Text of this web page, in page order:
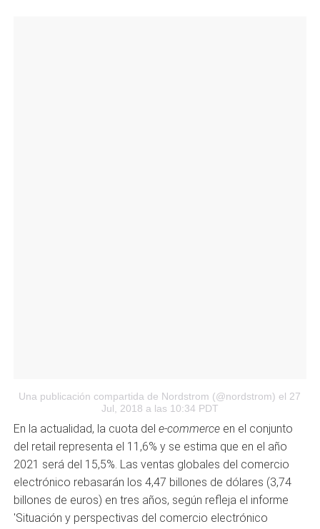
Una publicación compartida de Nordstrom (@nordstrom) el 27
Jul, 2018 a las 10:34 PDT
En la actualidad, la cuota del e-commerce en el conjunto
del retail representa el 11,6% y se estima que en el año
2021 será del 15,5%. Las ventas globales del comercio
electrónico rebasarán los 4,47 billones de dólares (3,74
billones de euros) en tres años, según refleja el informe
'Situación y perspectivas del comercio electrónico